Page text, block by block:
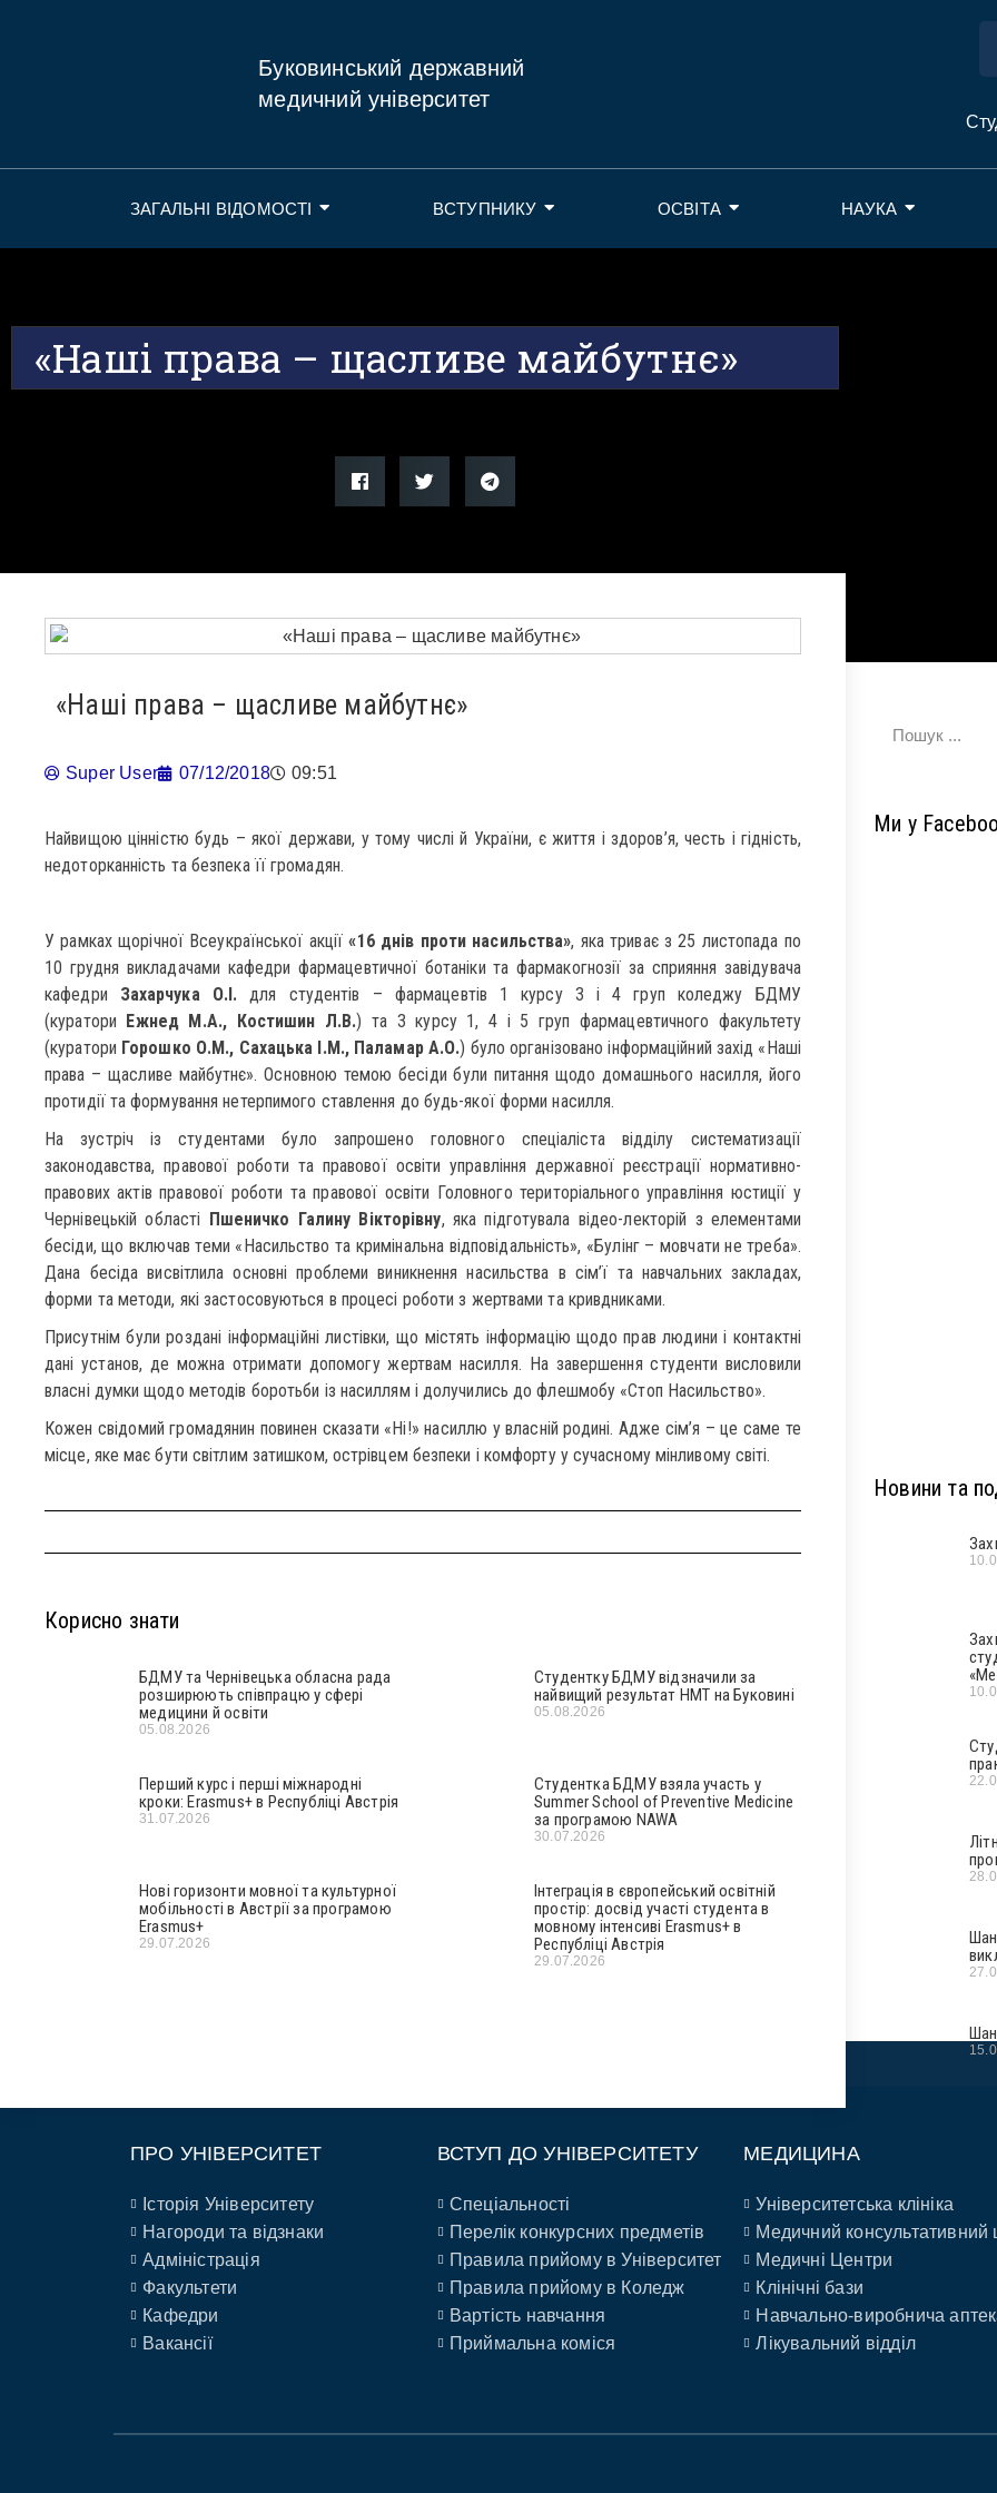
Буковинський державний
медичний університет
ЗАГАЛЬНІ ВІДОМОСТІ ВСТУПНИКУ ОСВІТА НАУКА
«Наші права – щасливе майбутнє»
«Наші права – щасливе майбутнє»
Super User 07/12/2018 09:51
Найвищою цінністю будь – якої держави, у тому числі й України, є життя і здоров’я, честь і гідність,
недоторканність та безпека її громадян.
У рамках щорічної Всеукраїнської акції«16 днів проти насильства», яка триває з 25 листопада по
10 грудня викладачами кафедри фармацевтичної ботаніки та фармакогнозії за сприяння завідувача
кафедри Захарчука О.І. для студентів – фармацевтів 1 курсу 3 і 4 груп коледжу БДМУ
(куратори Ежнед М.А., Костишин Л.В.) та 3 курсу 1, 4 і 5 груп фармацевтичного факультету
(куратори Горошко О.М., Сахацька І.М., Паламар А.О.) було організовано інформаційний захід «Наші
права – щасливе майбутнє». Основною темою бесіди були питання щодо домашнього насилля, його
протидії та формування нетерпимого ставлення до будь-якої форми насилля.
На зустріч із студентами було запрошено головного спеціаліста відділу систематизації
законодавства, правової роботи та правової освіти управління державної реєстрації нормативно-
правових актів правової роботи та правової освіти Головного територіального управління юстиції у
Чернівецькій області Пшеничко Галину Вікторівну, яка підготувала відео-лекторій з елементами
бесіди, що включав теми «Насильство та кримінальна відповідальність», «Булінг – мовчати не треба».
Дана бесіда висвітлила основні проблеми виникнення насильства в сім’ї та навчальних закладах,
форми та методи, які застосовуються в процесі роботи з жертвами та кривдниками.
Присутнім були роздані інформаційні листівки, що містять інформацію щодо прав людини і контактні
дані установ, де можна отримати допомогу жертвам насилля. На завершення студенти висловили
власні думки щодо методів боротьби із насиллям і долучились до флешмобу «Стоп Насильство».
Кожен свідомий громадянин повинен сказати «Ні!» насиллю у власній родині. Адже сім’я – це саме те
місце, яке має бути світлим затишком, острівцем безпеки і комфорту у сучасному мінливому світі.
Корисно знати
БДМУ та Чернівецька обласна рада
розширюють співпрацю у сфері
медицини й освіти
05.08.2026
Студентку БДМУ відзначили за
найвищий результат НМТ на Буковині
05.08.2026
Перший курс і перші міжнародні
кроки: Erasmus+ в Республіці Австрія
31.07.2026
Студентка БДМУ взяла участь у
Summer School of Preventive Medicine
за програмою NAWA
30.07.2026
Нові горизонти мовної та культурної
мобільності в Австрії за програмою
Erasmus+
29.07.2026
Інтеграція в європейський освітній
простір: досвід участі студента в
мовному інтенсиві Erasmus+ в
Республіці Австрія
29.07.2026
Ми у
Новини та
ПРО УНІВЕРСИТЕТ
Історія Університету
Нагороди та відзнаки
Адміністрація
Факультети
Кафедри
Вакансії
ВСТУП ДО УНІВЕРСИТЕТУ
Спеціальності
Перелік конкурсних предметів
Правила прийому в Університет
Правила прийому в Коледж
Вартість навчання
Приймальна коміся
МЕДИЦИНА
Університетська клініка
Медичний консультативний
Медичні Центри
Клінічні бази
Навчально-виробнича
Лікувальний відділ